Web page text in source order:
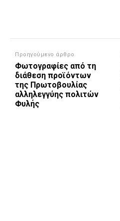
Προηγούμενο άρθρο
Φωτογραφίες από τη
διάθεση προϊόντων
της Πρωτοβουλίας
αλληλεγγύης πολιτών
Φυλής